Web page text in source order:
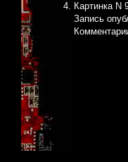
Картинка N
Запись